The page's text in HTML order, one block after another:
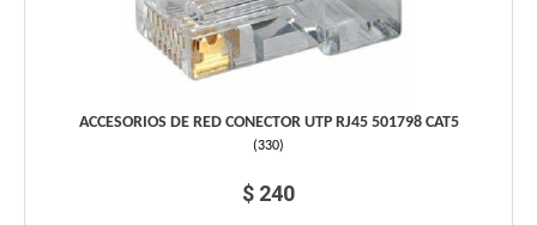
ACCESORIOS DE RED CONECTOR UTP RJ45 501798 CAT5
(330)
$ 240